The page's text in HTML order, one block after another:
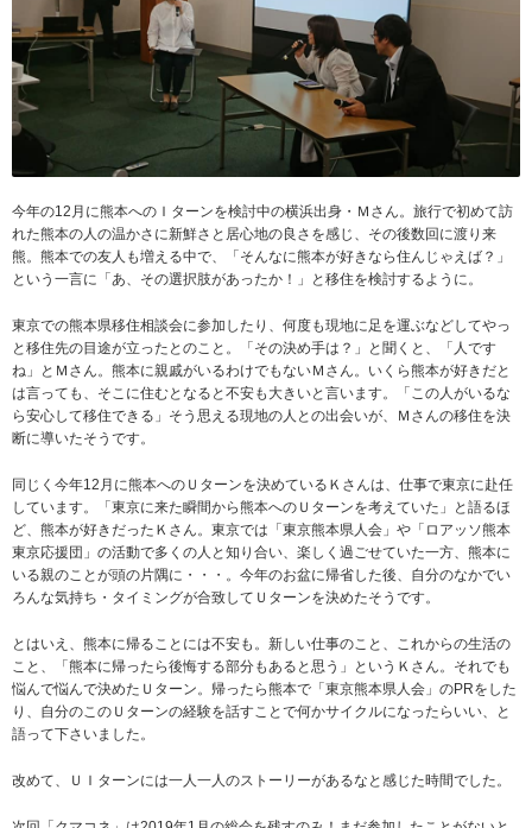
今年の12月に熊本へのＩターンを検討中の横浜出身・Ｍさん。旅行で初めて訪
れた熊本の人の温かさに新鮮さと居心地の良さを感じ、その後数回に渡り来
熊。熊本での友人も増える中で、「そんなに熊本が好きなら住んじゃえば？」
という一言に「あ、その選択肢があったか！」と移住を検討するように。
東京での熊本県移住相談会に参加したり、何度も現地に足を運ぶなどしてやっ
と移住先の目途が立ったとのこと。「その決め手は？」と聞くと、「人です
ね」とＭさん。熊本に親戚がいるわけでもないＭさん。いくら熊本が好きだと
は言っても、そこに住むとなると不安も大きいと言います。「この人がいるな
ら安心して移住できる」そう思える現地の人との出会いが、Ｍさんの移住を決
断に導いたそうです。
同じく今年12月に熊本へのＵターンを決めているＫさんは、仕事で東京に赴任
しています。「東京に来た瞬間から熊本へのＵターンを考えていた」と語るほ
ど、熊本が好きだったＫさん。東京では「東京熊本県人会」や「ロアッソ熊本
東京応援団」の活動で多くの人と知り合い、楽しく過ごせていた一方、熊本に
いる親のことが頭の片隅に・・・。今年のお盆に帰省した後、自分のなかでい
ろんな気持ち・タイミングが合致してＵターンを決めたそうです。
とはいえ、熊本に帰ることには不安も。新しい仕事のこと、これからの生活の
こと、「熊本に帰ったら後悔する部分もあると思う」というＫさん。それでも
悩んで悩んで決めたＵターン。帰ったら熊本で「東京熊本県人会」のPRをした
り、自分のこのＵターンの経験を話すことで何かサイクルになったらいい、と
語って下さいました。
改めて、ＵＩターンには一人一人のストーリーがあるなと感じた時間でした。